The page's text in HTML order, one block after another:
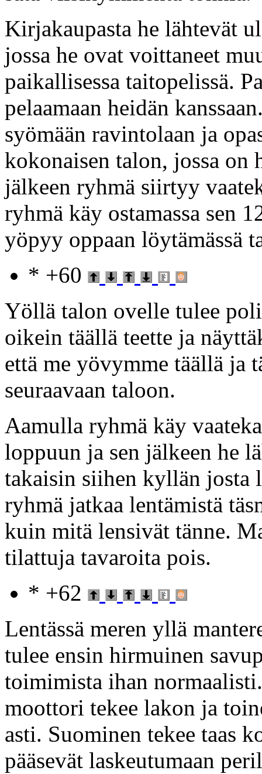
Kirjakaupasta he lähtevät
jossa he ovat voittaneet
paikallisessa taitopelissä.
pelaamaan heidän
syömään ravintolaan ja
kokonaisen talon, jossa
jälkeen ryhmä siirtyy
ryhmä käy ostamassa sen
yöpyy oppaan löytämässä
* +60
Yöllä talon ovelle tulee
oikein täällä teette ja
että me yövymme täällä ja
seuraavaan taloon.
Aamulla ryhmä käy
loppuun ja sen jälkeen he
takaisin siihen kyllän josta
ryhmä jatkaa lentämistä
kuin mitä lensivät tänne.
tilattuja tavaroita pois.
* +62
Lentässä meren yllä
tulee ensin hirmuinen
toimimista ihan
moottori tekee lakon ja
asti. Suominen tekee taas
pääsevät laskeutumaan